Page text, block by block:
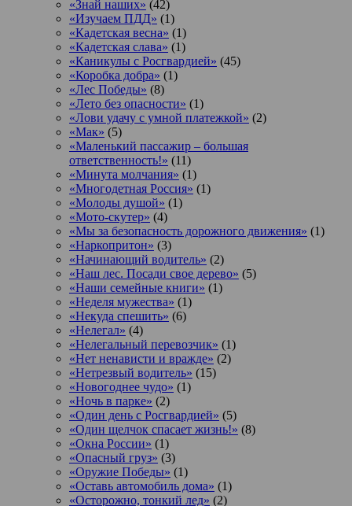
«Знай наших» (42)
«Изучаем ПДД» (1)
«Кадетская весна» (1)
«Кадетская слава» (1)
«Каникулы с Росгвардией» (45)
«Коробка добра» (1)
«Лес Победы» (8)
«Лето без опасности» (1)
«Лови удачу с умной платежкой» (2)
«Мак» (5)
«Маленький пассажир – большая
ответственность!» (11)
«Минута молчания» (1)
«Многодетная Россия» (1)
«Молоды душой» (1)
«Мото-скутер» (4)
«Мы за безопасность дорожного движения» (1)
«Наркопритон» (3)
«Начинающий водитель» (2)
«Наш лес. Посади свое дерево» (5)
«Наши семейные книги» (1)
«Неделя мужества» (1)
«Некуда спешить» (6)
«Нелегал» (4)
«Нелегальный перевозчик» (1)
«Нет ненависти и вражде» (2)
«Нетрезвый водитель» (15)
«Новогоднее чудо» (1)
«Ночь в парке» (2)
«Один день с Росгвардией» (5)
«Один щелчок спасает жизнь!» (8)
«Окна России» (1)
«Опасный груз» (3)
«Оружие Победы» (1)
«Оставь автомобиль дома» (1)
«Осторожно, тонкий лед» (2)